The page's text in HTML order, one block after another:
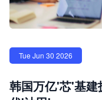
Tue Jun 30 2026
韩国万亿'芯'基